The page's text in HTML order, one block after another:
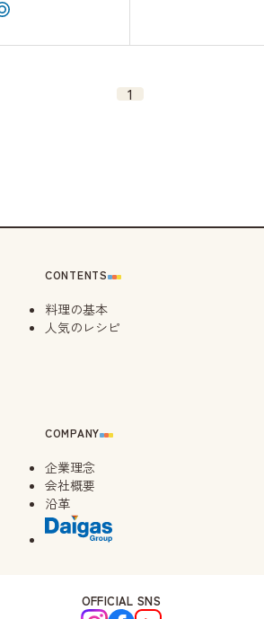
1
CONTENTS
料理の基本
人気のレシピ
COMPANY
企業理念
会社概要
沿革
OFFICIAL SNS